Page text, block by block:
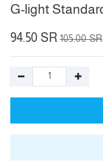
94.50 SR 105.00SR